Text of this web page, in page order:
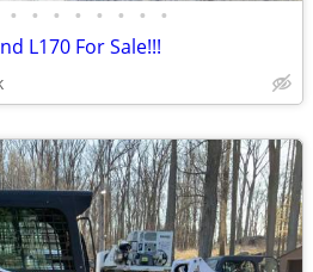
• • • • • • • •
L170 For Sale!!!